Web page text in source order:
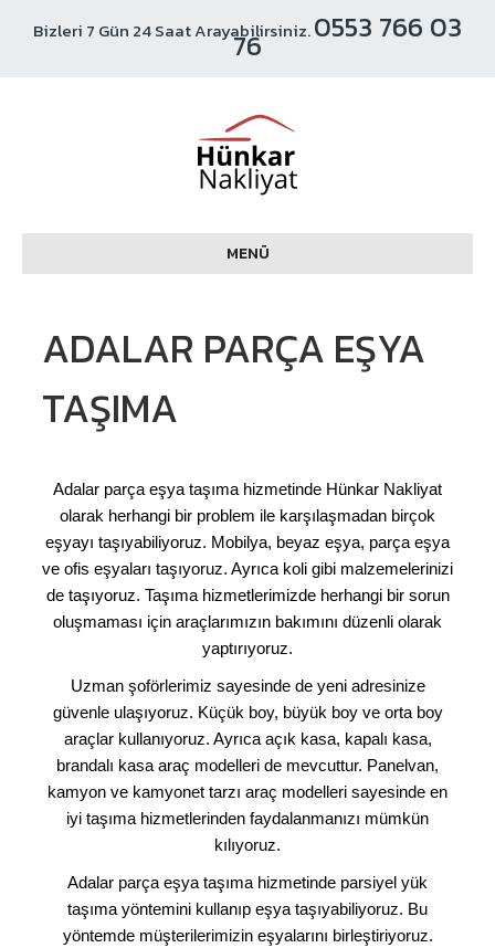
Bizleri 7 Gün 24 Saat Arayabilirsiniz.0553 766 03
76
MENÜ
ADALAR PARÇA EŞYA
TAŞIMA
Adalar parça eşya taşıma hizmetinde Hünkar Nakliyat
olarak herhangi bir problem ile karşılaşmadan birçok
eşyayı taşıyabiliyoruz. Mobilya, beyaz eşya, parça eşya
ve ofis eşyaları taşıyoruz. Ayrıca koli gibi malzemelerinizi
de taşıyoruz. Taşıma hizmetlerimizde herhangi bir sorun
oluşmaması için araçlarımızın bakımını düzenli olarak
yaptırıyoruz.
Uzman şoförlerimiz sayesinde de yeni adresinize
güvenle ulaşıyoruz. Küçük boy, büyük boy ve orta boy
araçlar kullanıyoruz. Ayrıca açık kasa, kapalı kasa,
brandalı kasa araç modelleri de mevcuttur. Panelvan,
kamyon ve kamyonet tarzı araç modelleri sayesinde en
iyi taşıma hizmetlerinden faydalanmanızı mümkün
kılıyoruz.
Adalar parça eşya taşıma hizmetinde parsiyel yük
taşıma yöntemini kullanıp eşya taşıyabiliyoruz. Bu
yöntemde müşterilerimizin eşyalarını birleştiriyoruz.